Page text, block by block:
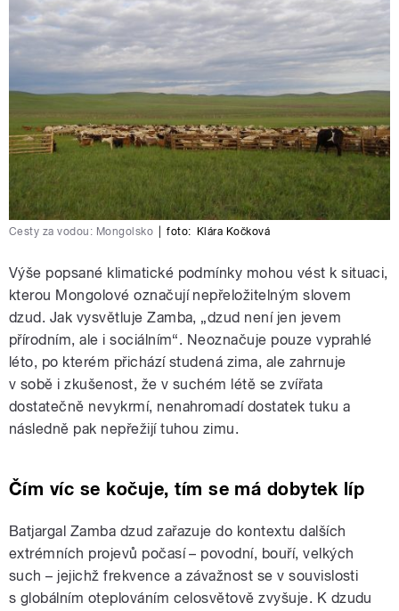
Cesty za vodou: Mongolsko foto: Klára Kočková
Výše popsané klimatické podmínky mohou vést k situaci,
kterou Mongolové označují nepřeložitelným slovem
dzud. Jak vysvětluje Zamba, „dzud není jen jevem
přírodním, ale i sociálním“. Neoznačuje pouze vyprahlé
léto, po kterém přichází studená zima, ale zahrnuje
v sobě i zkušenost, že v suchém létě se zvířata
dostatečně nevykrmí, nenahromadí dostatek tuku a
následně pak nepřežijí tuhou zimu.
Čím víc se kočuje, tím se má dobytek líp
Batjargal Zamba dzud zařazuje do kontextu dalších
extrémních projevů počasí – povodní, bouří, velkých
such – jejichž frekvence a závažnost se v souvislosti
s globálním oteplováním celosvětově zvyšuje. K dzudu